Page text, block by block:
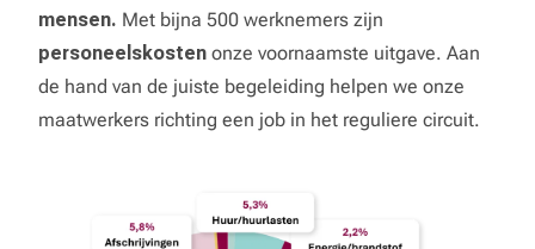
mensen. Met bijna 500 werknemers zijn
personeelskosten onze voornaamste uitgave. Aan
de hand van de juiste begeleiding helpen we onze
maatwerkers richting een job in het reguliere circuit.